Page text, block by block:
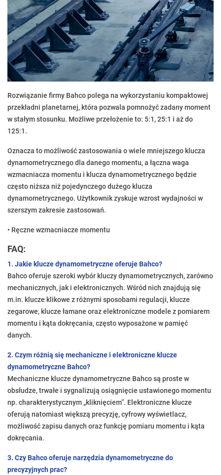
Rozwiązanie firmy Bahco polega na wykorzystaniu kompaktowej
przekładni planetarnej, która pozwala pomnożyć zadany moment
w stałym stosunku. Możliwe przełożenie to: 5:1, 25:1 i aż do
125:1.
Oznacza to możliwość zastosowania o wiele mniejszego klucza
dynamometrycznego dla danego momentu, a łączna waga
wzmacniacza momentu i klucza dynamometrycznego będzie
często niższa niż pojedynczego dużego klucza
dynamometrycznego. Użytkownik zyskuje wzrost wydajności w
szerszym zakresie zastosowań.
• Ręczne wzmacniacze momentu
FAQ:
1. Jakie klucze dynamometryczne oferuje Bahco?
Bahco oferuje szeroki wybór kluczy dynamometrycznych, zarówno
mechanicznych, jak i elektronicznych. Wśród nich znajdują się
m.in. klucze klikowe z różnymi sposobami regulacji, klucze
zegarowe, klucze łamane oraz elektroniczne modele z pomiarem
momentu i kąta dokręcania, często wyposażone w pamięć
danych.
2. Czym różnią się mechaniczne i elektroniczne klucze
dynamometryczne Bahco?
Mechaniczne klucze dynamometryczne Bahco są proste w
obsłudze, trwałe i sygnalizują osiągnięcie ustawionego momentu
np. charakterystycznym „kliknięciem”. Elektroniczne klucze
oferują natomiast większą precyzję, cyfrowy wyświetlacz,
możliwość zapisu danych oraz funkcję pomiaru momentu i kąta
dokręcania.
3. Czy Bahco oferuje narzędzia dynamometryczne do
precyzyjnych prac?